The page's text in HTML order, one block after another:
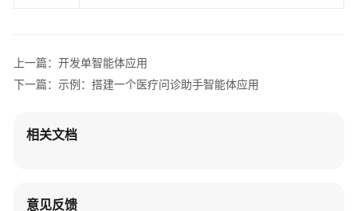
权
限
上一篇：开发单智能体应用
下一篇：示例：搭建一个医疗问诊助手智能体应用
相关文档
意见反馈